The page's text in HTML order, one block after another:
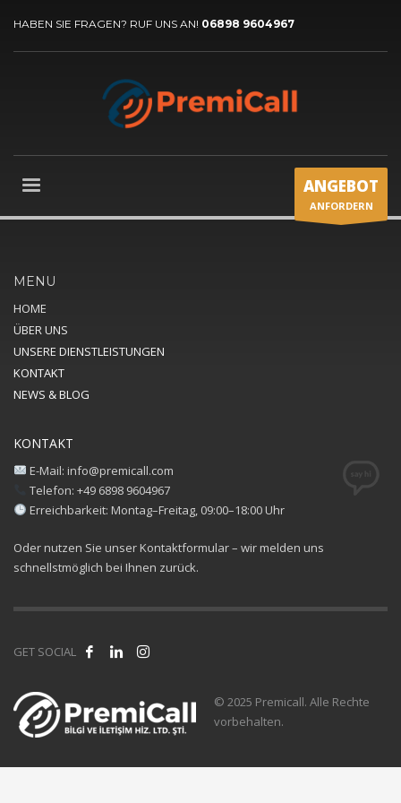
HABEN SIE FRAGEN? RUF UNS AN! 06898 9604967
ANGEBOT
ANFORDERN
MENU
HOME
ÜBER UNS
UNSERE DIENSTLEISTUNGEN
KONTAKT
NEWS & BLOG
KONTAKT
E-Mail: info@premicall.com
Telefon: +49 6898 9604967
Erreichbarkeit: Montag–Freitag, 09:00–18:00 Uhr
Oder nutzen Sie unser Kontaktformular – wir melden uns
schnellstmöglich bei Ihnen zurück.
GET SOCIAL
© 2025 Premicall. Alle Rechte
vorbehalten.